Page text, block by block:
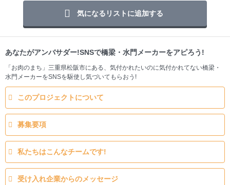
気になるリストに追加する
あなたがアンバサダー!SNSで橋梁・水門メーカーをアピろう!
「お肉のまち」三重県松阪市にある、気付かれたいのに気付かれてない橋梁・
水門メーカーをSNSを駆使し気づいてもらおう!
このプロジェクトについて
募集要項
私たちはこんなチームです!
受け入れ企業からのメッセージ